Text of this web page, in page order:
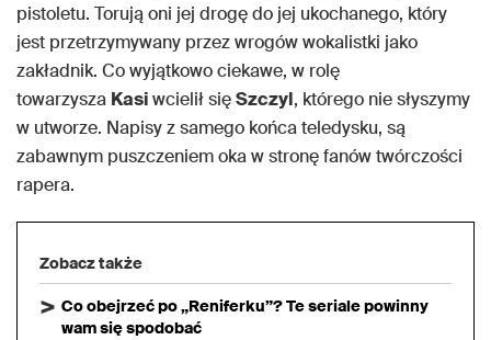
pistoletu. Torują oni jej drogę do jej ukochanego, który
jest przetrzymywany przez wrogów wokalistki jako
zakładnik. Co wyjątkowo ciekawe, w rolę
towarzysza Kasiwcielił sięSzczyl, którego nie słyszymy
w utworze. Napisy z samego końca teledysku, są
zabawnym puszczeniem oka w stronę fanów twórczości
rapera.
Zobacz także
Co obejrzeć po „Reniferku”? Te seriale powinny
wam się spodobać